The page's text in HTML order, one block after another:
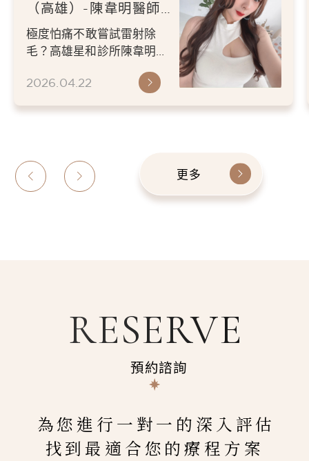
（高雄）-陳韋明醫師-
堅持是讓自己重捨自信
的原則-通靈少女-顏米
極度怕痛不敢嘗試雷射除
毛？高雄星和診所陳韋明醫
醫師手法超溫柔、醫護團隊
2026.04.22
更多
RESERVE
預約諮詢
為您進行一對一的深入評估
找到最適合您的療程方案